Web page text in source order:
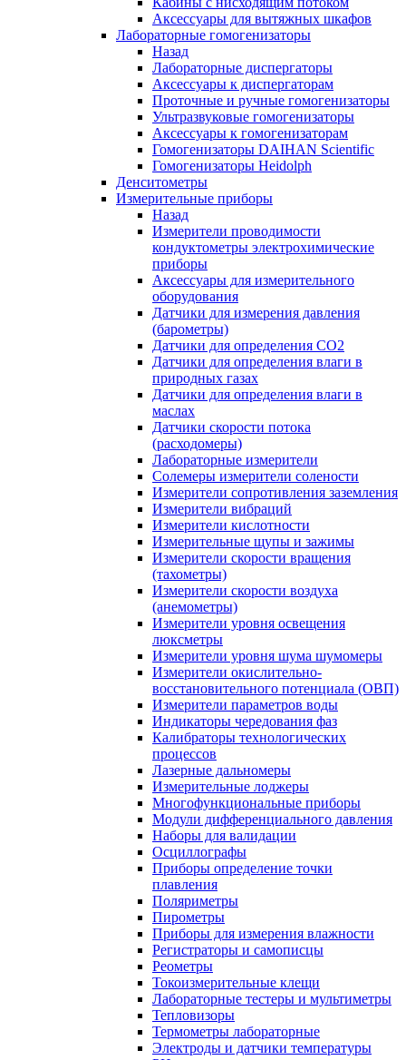
Аксессуары для вытяжных шкафов
Лабораторные гомогенизаторы
Назад
Лабораторные диспергаторы
Аксессуары к диспергаторам
Проточные и ручные гомогенизаторы
Ультразвуковые гомогенизаторы
Аксессуары к гомогенизаторам
Гомогенизаторы DAIHAN Scientific
Гомогенизаторы Heidolph
Денситометры
Измерительные приборы
Назад
Измерители проводимости
кондуктометры электрохимические
приборы
Аксессуары для измерительного
оборудования
Датчики для измерения давления
(барометры)
Датчики для определения CO2
Датчики для определения влаги в
природных газах
Датчики для определения влаги в
маслах
Датчики скорости потока
(расходомеры)
Лабораторные измерители
Солемеры измерители солености
Измерители сопротивления заземления
Измерители вибраций
Измерители кислотности
Измерительные щупы и зажимы
Измерители скорости вращения
(тахометры)
Измерители скорости воздуха
(анемометры)
Измерители уровня освещения
люксметры
Измерители уровня шума шумомеры
Измерители окислительно-
восстановительного потенциала (ОВП)
Измерители параметров воды
Индикаторы чередования фаз
Калибраторы технологических
процессов
Лазерные дальномеры
Измерительные лоджеры
Многофункциональные приборы
Модули дифференциального давления
Наборы для валидации
Осциллографы
Приборы определение точки
плавления
Поляриметры
Пирометры
Приборы для измерения влажности
Регистраторы и самописцы
Реометры
Токоизмерительные клещи
Лабораторные тестеры и мультиметры
Тепловизоры
Термометры лабораторные
Электроды и датчики температуры